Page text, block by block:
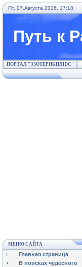
Пт, 07.Августа.2026, 17:18
Путь к
ПОРТАЛ "ЭЗОТЕРИКПЛЮС"
МЕНЮ САЙТА
Главная страница
В поисках чудесного